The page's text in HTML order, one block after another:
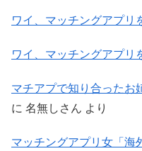
ワイ、マッチングアプリ
ワイ、マッチングアプリ
マチアプで知り合ったお
に 名無しさん より
マッチングアプリ女「海